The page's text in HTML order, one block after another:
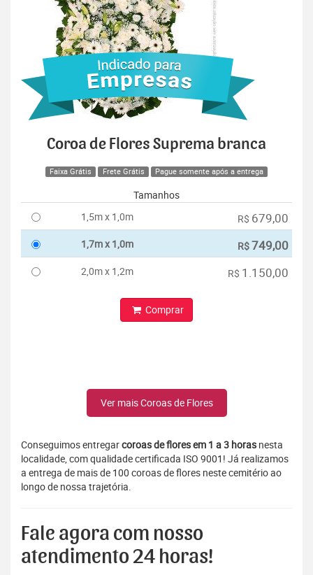
Coroa de Flores Suprema branca
Faixa Grátis Frete Grátis Pague somente após a entrega
Tamanhos
1,5m x 1,0m
R$ 679,00
1,7m x 1,0m R$749,00
2,0m x 1,2m R$ 1.150,00
Comprar
Ver mais Coroas de Flores
Conseguimos entregarcoroas de flores em 1 a 3 horas nesta
localidade, com qualidade certificada ISO 9001! Já realizamos
a entrega de mais de 100 coroas de flores neste cemitério ao
longo de nossa trajetória.
Fale agora com nosso
atendimento 24 horas!